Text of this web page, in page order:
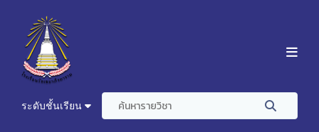
ระดับชั้นเรียน